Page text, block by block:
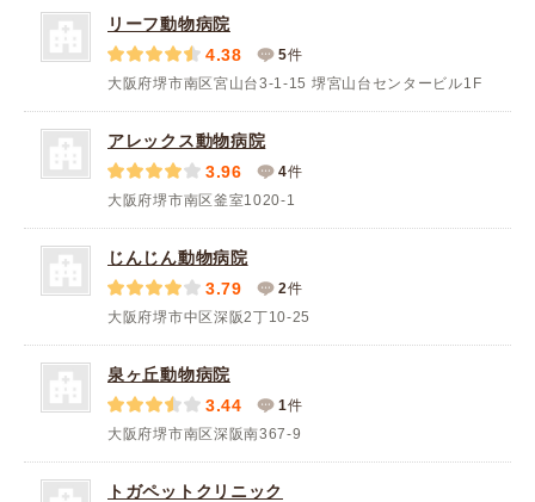
リーフ動物病院
4.38
5件
大阪府堺市南区宮山台3-1-15 堺宮山台センタービル1F
アレックス動物病院
3.96
4件
大阪府堺市南区釜室1020-1
じんじん動物病院
3.79
2件
大阪府堺市中区深阪2丁10-25
泉ヶ丘動物病院
3.44
1件
大阪府堺市南区深阪南367-9
トガペットクリニック